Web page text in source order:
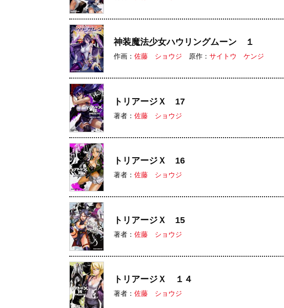
神装魔法少女ハウリングムーン １
作画： 佐藤 ショウジ 原作： サイトウ ケンジ
トリアージＸ 17
著者： 佐藤 ショウジ
トリアージＸ 16
著者： 佐藤 ショウジ
トリアージＸ 15
著者： 佐藤 ショウジ
トリアージＸ １４
著者： 佐藤 ショウジ